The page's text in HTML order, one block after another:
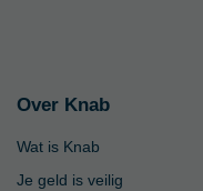
Over Knab
Wat is Knab
Je geld is veilig